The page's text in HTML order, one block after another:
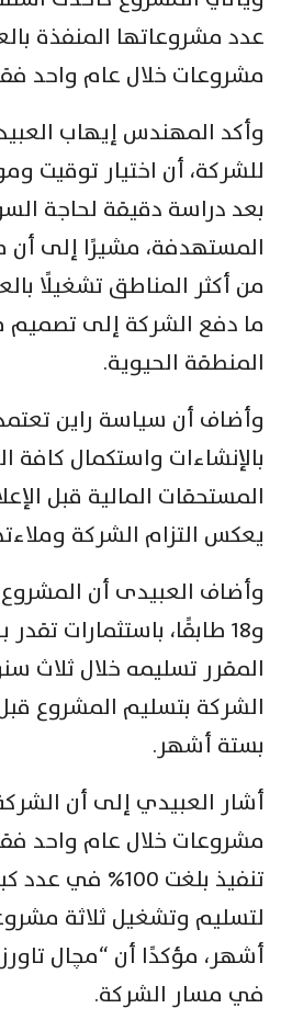
عدد مشروعاتها المنفذة
مشروعات خلال عام واحد
وأكد المهندس إيهاب
للشركة، أن اختيار توقيت
بعد دراسة دقيقة لحاجة
من أكثر المناطق تشغيلًا
ما دفع الشركة إلى
المنطقة الحيوية.
وأضاف أن سياسة راين
بالإنشاءات واستكمال كافة
المستحقات المالية قبل
يعكس التزام الشركة
وأضاف العبيدى أن
المقرر تسليمه خلال ثلاث
الشركة بتسليم المشروع
بستة أشهر.
مشروعات خلال عام واحد
تنفيذ بلغت 100%
لتسليم وتشغيل ثلاثة
أشهر، مؤكدًا أن “مچال
في مسار الشركة.